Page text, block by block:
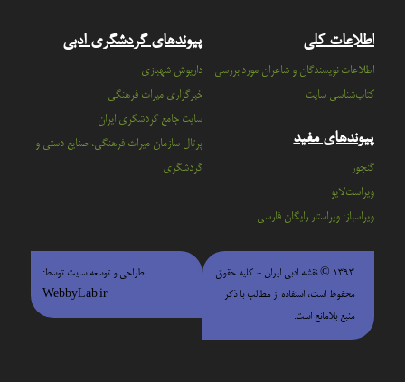
اطلاعات کلی
اطلاعات نویسندگان و شاعران مورد بررسی
کتاب‌شناسی سایت
پیوندهای مفید
گنجور
ویراست‌لایو
ویراسباز: ویراستار رایگان فارسی
پیوندهای گردشگری ادبی
داریوش شهبازی
خبرگزاری میراث فرهنگی
سايت جامع گردشگري ايران
پرتال سازمان ميراث فرهنگي، صنايع دستي و
گردشگري
۱۳۹۳ © نقشه ادبی ایران - كليه حقوق
محفوظ است، استفاده از مطالب با ذكر
منبع بلامانع است.
طراحی و توسعه سایت توسط:
WebbyLab.ir